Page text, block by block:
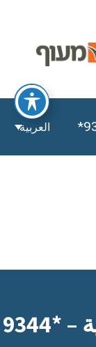
العربية